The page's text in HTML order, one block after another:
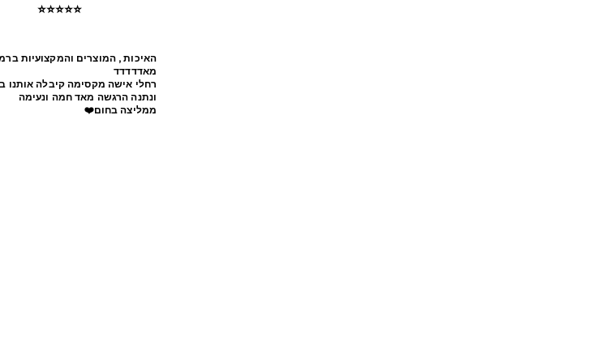
⭐⭐⭐⭐⭐
האיכות , המוצרים והמקצועיות
מאדדדדד
רחלי אישה מקסימה קיבלה אותנו
ונתנה הרגשה מאד חמה ונעימה
ממליצה בחום❤️‏